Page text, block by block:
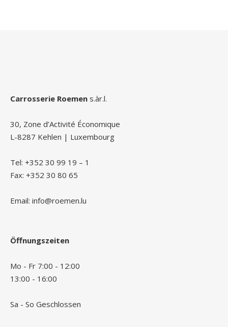
Carrosserie Roemen s.àr.l.
30, Zone d’Activité Économique
L-8287 Kehlen | Luxembourg
Tel: +352 30 99 19 – 1
Fax: +352 30 80 65
Email: info@roemen.lu
Öffnungszeiten
Mo - Fr 7:00 - 12:00
13:00 - 16:00
Sa - So Geschlossen